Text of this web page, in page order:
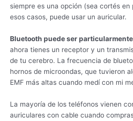
siempre es una opción (sea cortés
esos casos, puede usar un auricular.
Bluetooth puede ser
ahora tienes un receptor y un
de tu cerebro. La frecuencia de
hornos de microondas, que tuvieron
EMF más altas cuando medí con mi
La mayoría de los teléfonos vienen
auriculares con cable cuando